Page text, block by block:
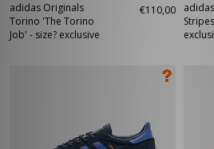
adidas Originals
Torino 'The Torino
Job' - size? exclusive
€110,00